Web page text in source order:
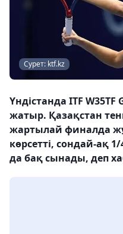
Сурет: ktf.kz
Үндістанда ITF W35TF
жатыр. Қазақстан
жартылай финалда
көрсетті, сондай-ақ
да бақ сынады, деп